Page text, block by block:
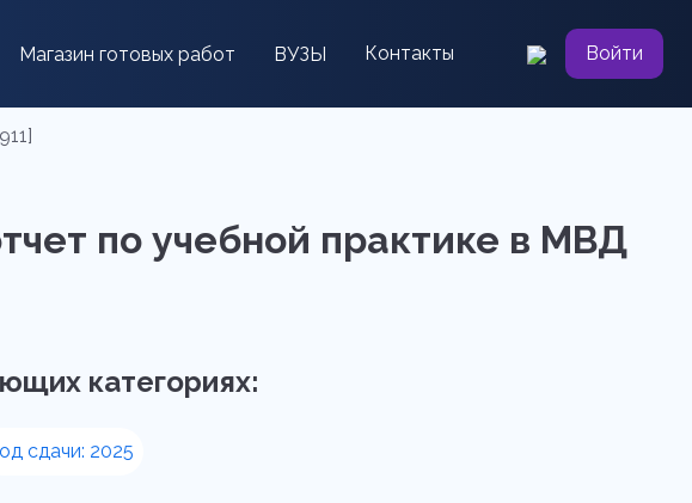
Магазин готовых работ ВУЗЫ Контакты Войти
по учебной практике в МВД
категориях:
сдачи: 2025